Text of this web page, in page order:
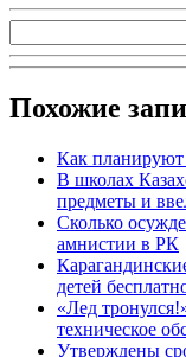
Похожие
Как планируют
В школах
предметы и
Сколько
амнистии в РК
детей
«Лед
техническое
Утверждены